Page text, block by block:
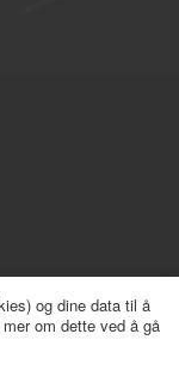
og dine data til å
om dette ved å gå